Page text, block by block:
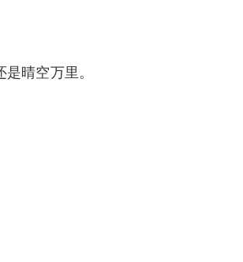
晴空万里。